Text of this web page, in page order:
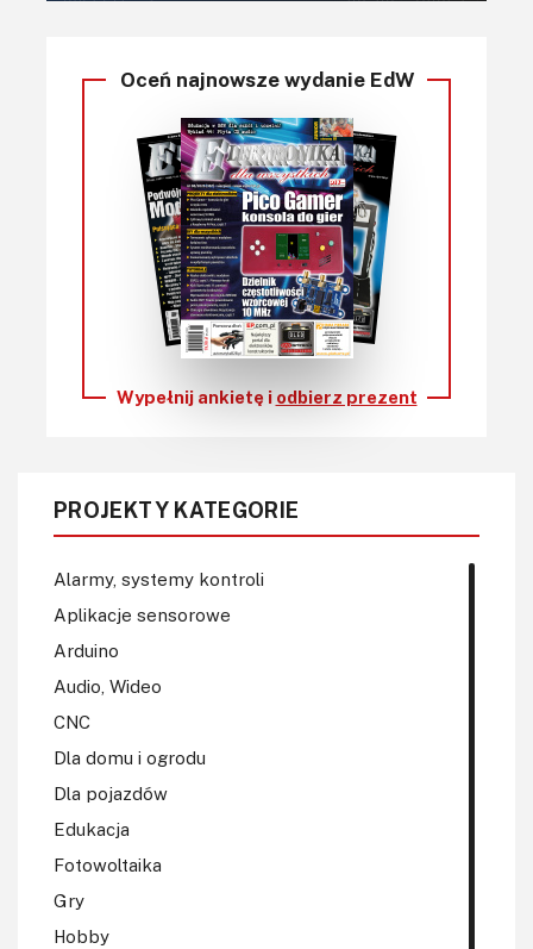
Oceń najnowsze wydanie EdW
Wypełnij ankietę i odbierz prezent
PROJEKTY KATEGORIE
Alarmy, systemy kontroli
Aplikacje sensorowe
Arduino
Audio, Wideo
CNC
Dla domu i ogrodu
Dla pojazdów
Edukacja
Fotowoltaika
Gry
Hobby